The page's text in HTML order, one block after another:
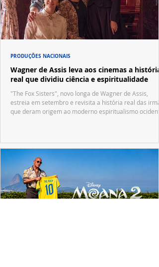
Wagner de Assis leva aos cinemas a história
real que dividiu ciência e espiritualidade
"The Fox Sisters", novo longa de Wagner de Assis,
estreia em setembro e revisita a história real das
que deram origem ao moderno espiritualismo
PRODUÇÕES NACIONAIS